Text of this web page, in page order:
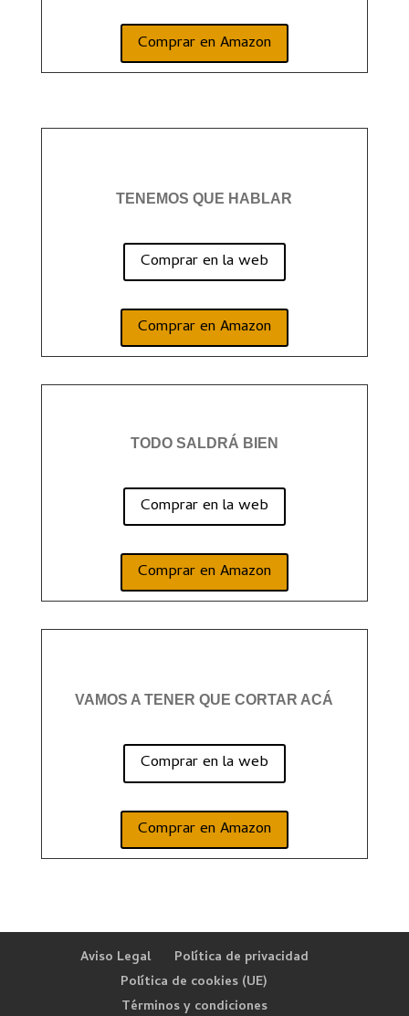
Comprar en Amazon
TENEMOS QUE HABLAR
Comprar en la web
Comprar en Amazon
TODO SALDRÁ BIEN
Comprar en la web
Comprar en Amazon
VAMOS A TENER QUE CORTAR ACÁ
Comprar en la web
Comprar en Amazon
Aviso Legal
Política de privacidad
Política de cookies (UE)
Términos y condiciones